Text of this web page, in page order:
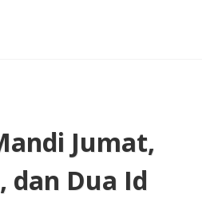
Jumat,
dan Dua Id